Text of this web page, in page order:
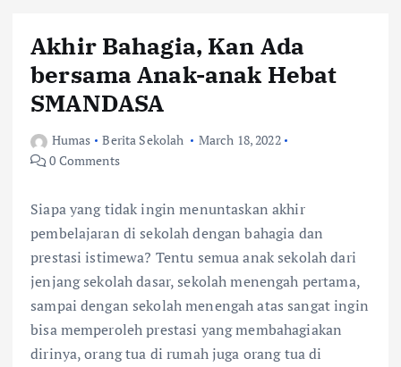
Akhir Bahagia, Kan Ada
bersama Anak-anak Hebat
SMANDASA
Humas Berita Sekolah
March 18, 2022
0 Comments
Siapa yang tidak ingin menuntaskan akhir
pembelajaran di sekolah dengan bahagia dan
prestasi istimewa? Tentu semua anak sekolah dari
jenjang sekolah dasar, sekolah menengah pertama,
sampai dengan sekolah menengah atas sangat ingin
bisa memperoleh prestasi yang membahagiakan
dirinya, orang tua di rumah juga orang tua di